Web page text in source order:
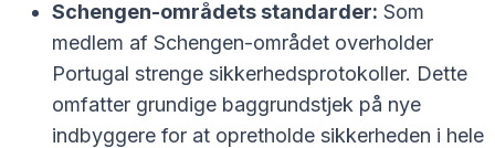
Schengen-områdets standarder: Som
medlem af Schengen-området overholder
Portugal strenge sikkerhedsprotokoller. Dette
omfatter grundige baggrundstjek på nye
indbyggere for at opretholde sikkerheden i hele